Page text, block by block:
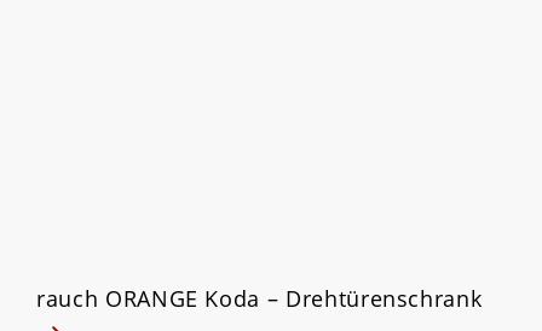
rauch ORANGE Koda – Drehtürenschrank